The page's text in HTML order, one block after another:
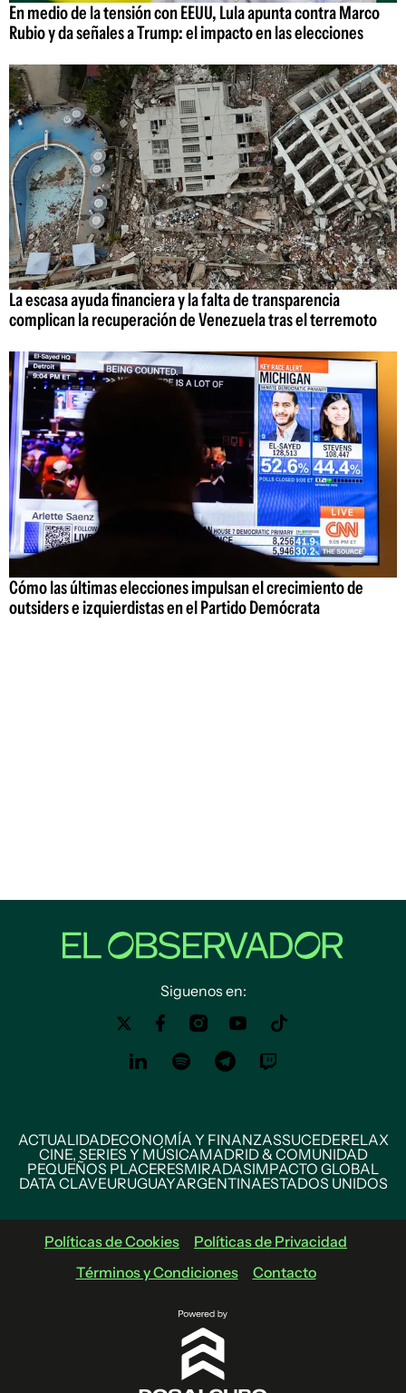
En medio de la tensión con EEUU, Lula apunta contra Marco
Rubio y da señales a Trump: el impacto en las elecciones
La escasa ayuda financiera y la falta de transparencia
complican la recuperación de Venezuela tras el terremoto
Cómo las últimas elecciones impulsan el crecimiento de
outsiders e izquierdistas en el Partido Demócrata
Siguenos en:
ACTUALIDADECONOMÍA Y FINANZASSUCEDERELAX
CINE, SERIES Y MÚSICAMADRID & COMUNIDAD
PEQUEÑOS PLACERESMIRADASIMPACTO GLOBAL
DATA CLAVEURUGUAYARGENTINAESTADOS UNIDOS
Políticas de Cookies
Políticas de Privacidad
Términos y Condiciones
Contacto